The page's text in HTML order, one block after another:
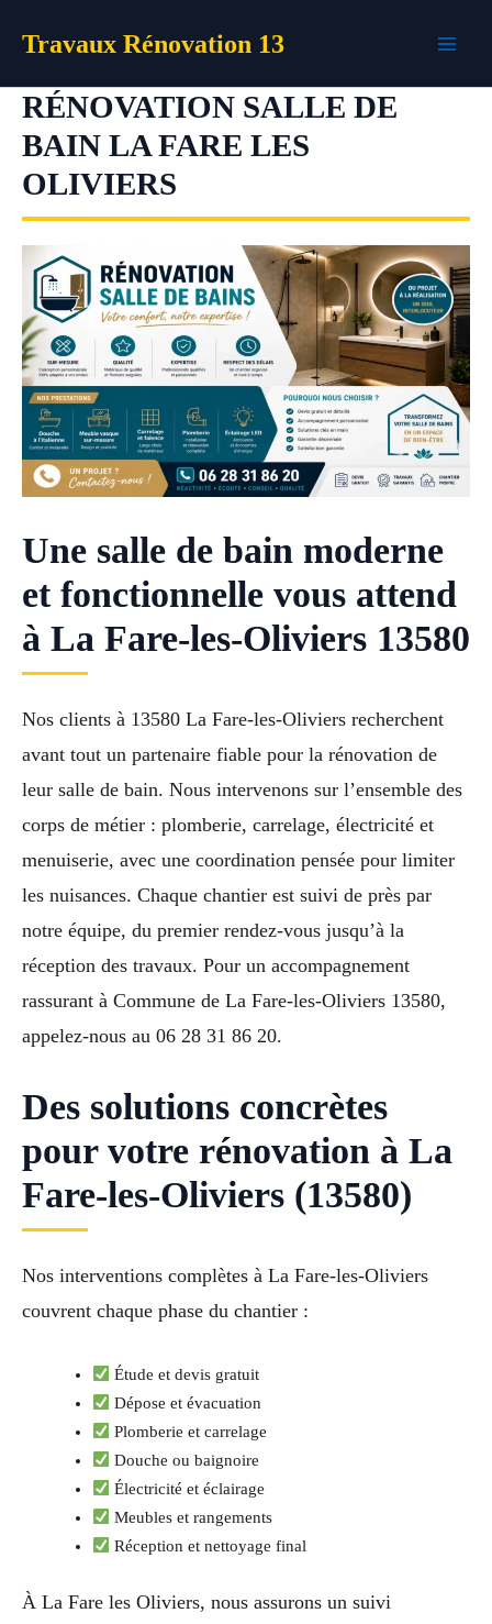
Travaux Rénovation 13
RÉNOVATION SALLE DE
BAIN LA FARE LES
OLIVIERS
Une salle de bain moderne
et fonctionnelle vous attend
à La Fare-les-Oliviers 13580
Nos clients à 13580 La Fare-les-Oliviers recherchent
avant tout un partenaire fiable pour la rénovation de
leur salle de bain. Nous intervenons sur l’ensemble des
corps de métier : plomberie, carrelage, électricité et
menuiserie, avec une coordination pensée pour limiter
les nuisances. Chaque chantier est suivi de près par
notre équipe, du premier rendez-vous jusqu’à la
réception des travaux. Pour un accompagnement
rassurant à Commune de La Fare-les-Oliviers 13580,
appelez-nous au 06 28 31 86 20.
Des solutions concrètes
pour votre rénovation à La
Fare-les-Oliviers (13580)
Nos interventions complètes à La Fare-les-Oliviers
couvrent chaque phase du chantier :
Étude et devis gratuit
Dépose et évacuation
Plomberie et carrelage
Douche ou baignoire
Électricité et éclairage
Meubles et rangements
Réception et nettoyage final
À La Fare les Oliviers, nous assurons un suivi